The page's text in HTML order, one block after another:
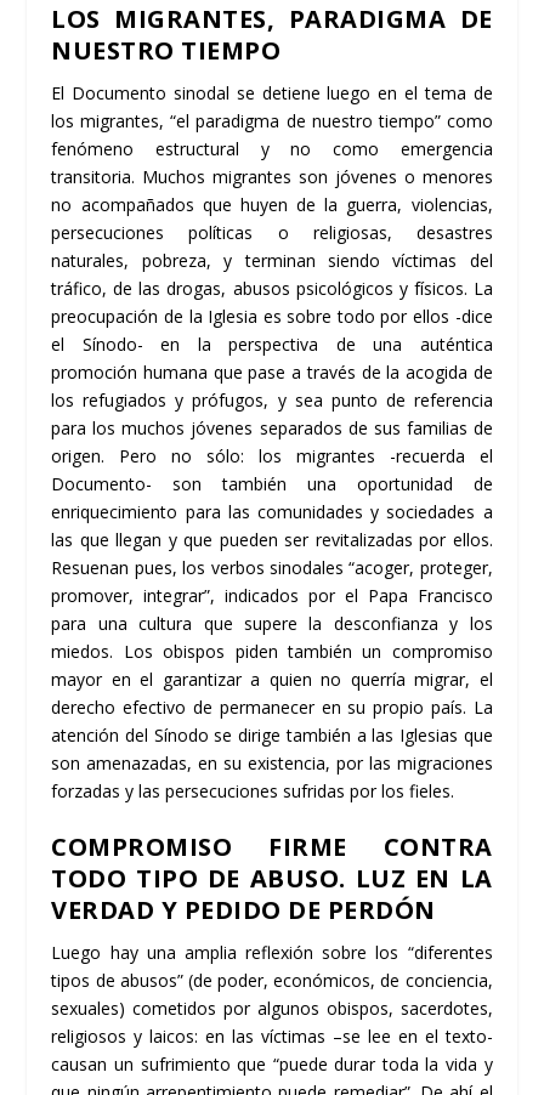
LOS MIGRANTES, PARADIGMA DE
NUESTRO TIEMPO
El Documento sinodal se detiene luego en el tema de
los migrantes, “el paradigma de nuestro tiempo” como
fenómeno estructural y no como emergencia
transitoria. Muchos migrantes son jóvenes o menores
no acompañados que huyen de la guerra, violencias,
persecuciones políticas o religiosas, desastres
naturales, pobreza, y terminan siendo víctimas del
tráfico, de las drogas, abusos psicológicos y físicos. La
preocupación de la Iglesia es sobre todo por ellos -dice
el Sínodo- en la perspectiva de una auténtica
promoción humana que pase a través de la acogida de
los refugiados y prófugos, y sea punto de referencia
para los muchos jóvenes separados de sus familias de
origen. Pero no sólo: los migrantes -recuerda el
Documento- son también una oportunidad de
enriquecimiento para las comunidades y sociedades a
las que llegan y que pueden ser revitalizadas por ellos.
Resuenan pues, los verbos sinodales “acoger, proteger,
promover, integrar”, indicados por el Papa Francisco
para una cultura que supere la desconfianza y los
miedos. Los obispos piden también un compromiso
mayor en el garantizar a quien no querría migrar, el
derecho efectivo de permanecer en su propio país. La
atención del Sínodo se dirige también a las Iglesias que
son amenazadas, en su existencia, por las migraciones
forzadas y las persecuciones sufridas por los fieles.
COMPROMISO FIRME CONTRA
TODO TIPO DE ABUSO. LUZ EN LA
VERDAD Y PEDIDO DE PERDÓN
Luego hay una amplia reflexión sobre los “diferentes
tipos de abusos” (de poder, económicos, de conciencia,
sexuales) cometidos por algunos obispos, sacerdotes,
religiosos y laicos: en las víctimas –se lee en el texto-
causan un sufrimiento que “puede durar toda la vida y